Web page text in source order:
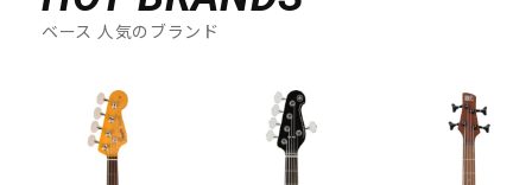
ベース 人気のブランド